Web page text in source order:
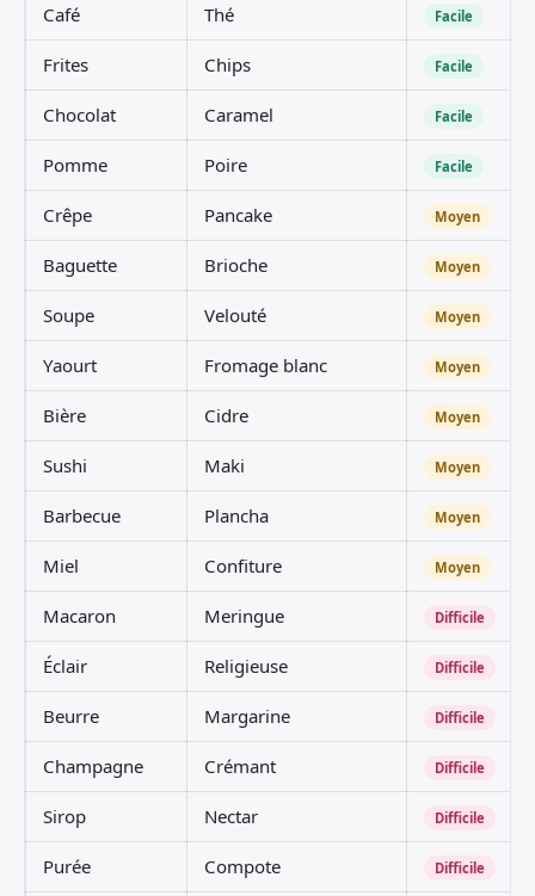
Café Thé Facile
Frites Chips Facile
Chocolat Caramel Facile
Pomme Poire Facile
Crêpe Pancake Moyen
Baguette Brioche Moyen
Soupe Velouté Moyen
Yaourt Fromage blanc Moyen
Bière Cidre Moyen
Sushi Maki Moyen
Barbecue Plancha Moyen
Miel Confiture Moyen
Macaron Meringue Difficile
Éclair Religieuse Difficile
Beurre Margarine Difficile
Champagne Crémant Difficile
Sirop Nectar Difficile
Purée Compote Difficile